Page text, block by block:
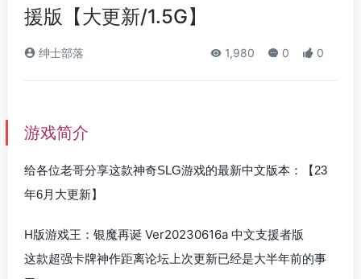
援版【大更新/1.5G】
绅士部落 1,980 0 0
游戏简介
给各位老哥分享这款神奇SLG游戏的最新中文版本：【23
年6月大更新】
H版游戏王：银魔再诞 Ver20230616a 中文支援者版
这款超强卡牌神作距离论坛上次更新已经是大半年前的事